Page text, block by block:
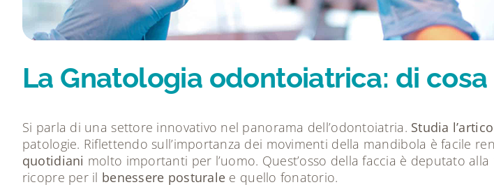
La Gnatologia odontoiatrica: di cosa
Si parla di una settore innovativo nel panorama dell’odontoiatria. Studia
patologie. Riflettendo sull’importanza dei movimenti della mandibola è facile
quotidiani molto importanti per l’uomo. Quest’osso della faccia è deputato alla
ricopre per il benessere posturale e quello fonatorio.